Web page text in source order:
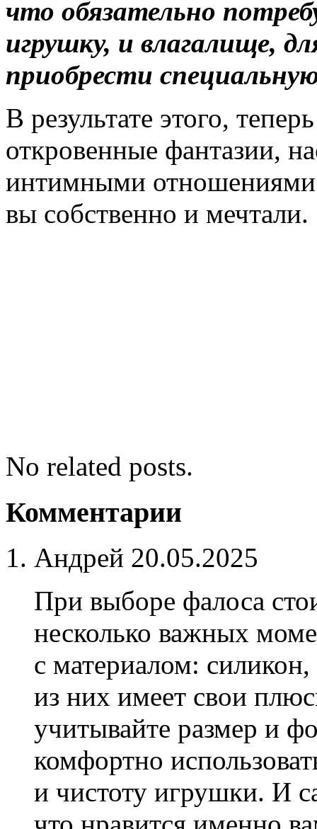
что обязательно
игрушку, и влагалище,
приобрести
В результате этого,
откровенные фантазии,
интимными
вы собственно и мечтали.
No related posts.
Комментарии
Андрей 20.05.2025
При выборе фалоса
несколько важных
с материалом:
из них имеет свои
учитывайте размер и
комфортно
и чистоту игрушки. И